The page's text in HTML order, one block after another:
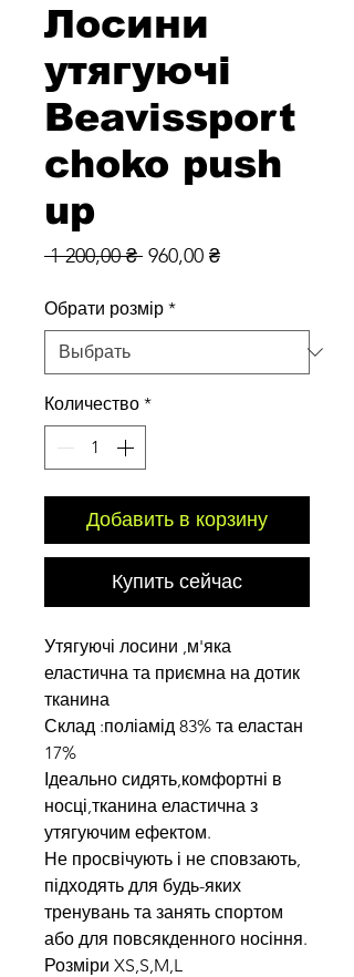
Лосини
утягуючі
Beavissport
choko push
up
1 200,00 ₴ Обычная
960,00 ₴Спеццена
Обрати розмір *
Количество *
Добавить в корзину
Купить сейчас
Утягуючі лосини ,м'яка
еластична та приємна на дотик
тканина
Склад :поліамід 83% та еластан
17%
Ідеально сидять,комфортні в
носці,тканина еластична з
утягуючим ефектом.
Не просвічують і не сповзають,
підходять для будь-яких
тренувань та занять спортом
або для повсякденного носіння.
Розміри XS,S,M,L